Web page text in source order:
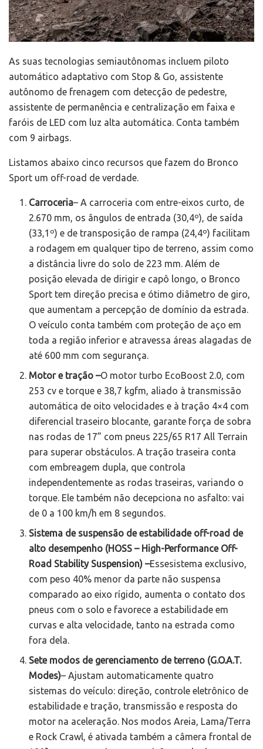
As suas tecnologias semiautônomas incluem piloto
automático adaptativo com Stop & Go, assistente
autônomo de frenagem com detecção de pedestre,
assistente de permanência e centralização em faixa e
faróis de LED com luz alta automática. Conta também
com 9 airbags.
Listamos abaixo cinco recursos que fazem do Bronco
Sport um off-road de verdade.
Carroceria– A carroceria com entre-eixos curto, de
2.670 mm, os ângulos de entrada (30,4º), de saída
(33,1º) e de transposição de rampa (24,4º) facilitam
a rodagem em qualquer tipo de terreno, assim como
a distância livre do solo de 223 mm. Além de
posição elevada de dirigir e capô longo, o Bronco
Sport tem direção precisa e ótimo diâmetro de giro,
que aumentam a percepção de domínio da estrada.
O veículo conta também com proteção de aço em
toda a região inferior e atravessa áreas alagadas de
até 600 mm com segurança.
Motor e tração –O motor turbo EcoBoost 2.0, com
253 cv e torque e 38,7 kgfm, aliado à transmissão
automática de oito velocidades e à tração 4×4 com
diferencial traseiro blocante, garante força de sobra
nas rodas de 17” com pneus 225/65 R17 All Terrain
para superar obstáculos. A tração traseira conta
com embreagem dupla, que controla
independentemente as rodas traseiras, variando o
torque. Ele também não decepciona no asfalto: vai
de 0 a 100 km/h em 8 segundos.
Sistema de suspensão de estabilidade off-road de
alto desempenho (HOSS – High-Performance Off-
Road Stability Suspension) –Essesistema exclusivo,
com peso 40% menor da parte não suspensa
comparado ao eixo rígido, aumenta o contato dos
pneus com o solo e favorece a estabilidade em
curvas e alta velocidade, tanto na estrada como
fora dela.
Sete modos de gerenciamento de terreno (G.O.A.T.
Modes)– Ajustam automaticamente quatro
sistemas do veículo: direção, controle eletrônico de
estabilidade e tração, transmissão e resposta do
motor na aceleração. Nos modos Areia, Lama/Terra
e Rock Crawl, é ativada também a câmera frontal de